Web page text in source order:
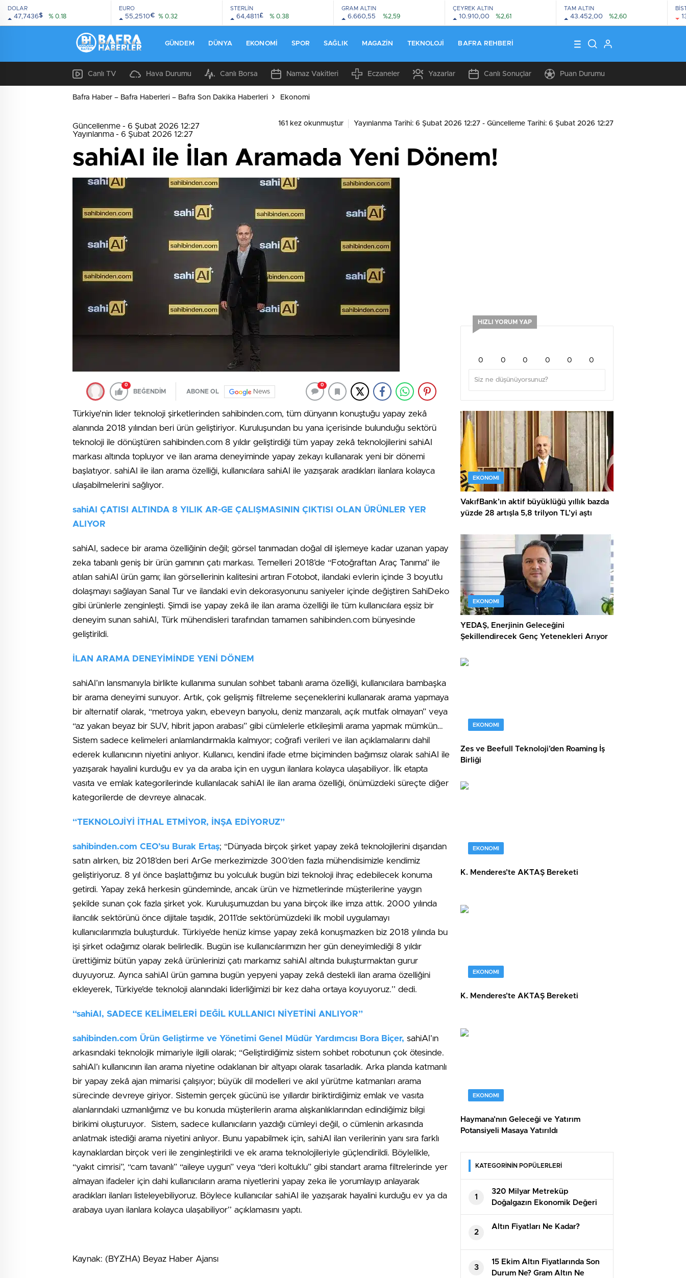
DOLAR
47,7436$ % 0.18
EURO
55,2510€ % 0.32
STERLİN
64,4811 £ % 0.38
GRAM ALTIN
6.660,55 %2,59
ÇEYREK ALTIN
10.910,00 %2,61
TAM ALTIN
43.452,00 %2,60
GÜNDEM DÜNYA EKONOMI SPOR SAĞLIK MAGAZIN TEKNOLOJI BAFRA REHBERI
Canlı TV Hava Durumu Canlı Borsa Namaz Vakitleri Eczaneler Yazarlar Canlı Sonuçlar Puan Durumu
Bafra Haber – Bafra Haberleri – Bafra Son Dakika Haberleri Ekonomi
161 kez okunmuştur Yayınlanma Tarihi: 6 Şubat 2026 12:27 - Güncelleme Tarihi: 6 Şubat 2026 12:27
Güncellenme - 6 Şubat 2026 12:27
Yayınlanma - 6 Şubat 2026 12:27
sahiAI ile İlan Aramada Yeni Dönem!
0
BEĞENDİM ABONE OL News
0
Türkiye’nin lider teknoloji şirketlerinden sahibinden.com, tüm dünyanın konuştuğu yapay zekâ
alanında 2018 yılından beri ürün geliştiriyor. Kuruluşundan bu yana içerisinde bulunduğu sektörü
teknoloji ile dönüştüren sahibinden.com 8 yıldır geliştirdiği tüm yapay zekâ teknolojilerini sahiAI
markası altında topluyor ve ilan arama deneyiminde yapay zekayı kullanarak yeni bir dönemi
başlatıyor. sahiAI ile ilan arama özelliği, kullanıcılara sahiAI ile yazışarak aradıkları ilanlara kolayca
ulaşabilmelerini sağlıyor.
sahiAI ÇATISI ALTINDA 8 YILIK AR-GE ÇALIŞMASININ ÇIKTISI OLAN ÜRÜNLER YER
ALIYOR
sahiAI, sadece bir arama özelliğinin değil; görsel tanımadan doğal dil işlemeye kadar uzanan yapay
zeka tabanlı geniş bir ürün gamının çatı markası. Temelleri 2018’de “Fotoğraftan Araç Tanıma” ile
atılan sahiAI ürün gamı; ilan görsellerinin kalitesini artıran Fotobot, ilandaki evlerin içinde 3 boyutlu
dolaşmayı sağlayan Sanal Tur ve ilandaki evin dekorasyonunu saniyeler içinde değiştiren SahiDeko
gibi ürünlerle zenginleşti. Şimdi ise yapay zekâ ile ilan arama özelliği ile tüm kullanıcılara eşsiz bir
deneyim sunan sahiAI, Türk mühendisleri tarafından tamamen sahibinden.com bünyesinde
geliştirildi.
İLAN ARAMA DENEYİMİNDE YENİ DÖNEM
sahiAI’ın lansmanıyla birlikte kullanıma sunulan sohbet tabanlı arama özelliği, kullanıcılara bambaşka
bir arama deneyimi sunuyor. Artık, çok gelişmiş filtreleme seçeneklerini kullanarak arama yapmaya
bir alternatif olarak, “metroya yakın, ebeveyn banyolu, deniz manzaralı, açık mutfak olmayan” veya
“az yakan beyaz bir SUV, hibrit japon arabası” gibi cümlelerle etkileşimli arama yapmak mümkün…
Sistem sadece kelimeleri anlamlandırmakla kalmıyor; coğrafi verileri ve ilan açıklamalarını dahil
ederek kullanıcının niyetini anlıyor. Kullanıcı, kendini ifade etme biçiminden bağımsız olarak sahiAI ile
yazışarak hayalini kurduğu ev ya da araba için en uygun ilanlara kolayca ulaşabiliyor. İlk etapta
vasıta ve emlak kategorilerinde kullanılacak sahiAI ile ilan arama özelliği, önümüzdeki süreçte diğer
kategorilerde de devreye alınacak.
“TEKNOLOJİYİ İTHAL ETMİYOR, İNŞA EDİYORUZ”
sahibinden.com CEO’su Burak Ertaş; “Dünyada birçok şirket yapay zekâ teknolojilerini dışarıdan
satın alırken, biz 2018’den beri ArGe merkezimizde 300’den fazla mühendisimizle kendimiz
geliştiriyoruz. 8 yıl önce başlattığımız bu yolculuk bugün bizi teknoloji ihraç edebilecek konuma
getirdi. Yapay zekâ herkesin gündeminde, ancak ürün ve hizmetlerinde müşterilerine yaygın
şekilde sunan çok fazla şirket yok. Kuruluşumuzdan bu yana birçok ilke imza attık. 2000 yılında
ilancılık sektörünü önce dijitale taşıdık, 2011’de sektörümüzdeki ilk mobil uygulamayı
kullanıcılarımızla buluşturduk. Türkiye’de henüz kimse yapay zekâ konuşmazken biz 2018 yılında bu
işi şirket odağımız olarak belirledik. Bugün ise kullanıcılarımızın her gün deneyimlediği 8 yıldır
ürettiğimiz bütün yapay zekâ ürünlerinizi çatı markamız sahiAI altında buluşturmaktan gurur
duyuyoruz. Ayrıca sahiAI ürün gamına bugün yepyeni yapay zekâ destekli ilan arama özelliğini
ekleyerek, Türkiye’de teknoloji alanındaki liderliğimizi bir kez daha ortaya koyuyoruz.’’ dedi.
“sahiAI, SADECE KELİMELERİ DEĞİL KULLANICI NİYETİNİ ANLIYOR”
sahibinden.com Ürün Geliştirme ve Yönetimi Genel Müdür Yardımcısı Bora Biçer, sahiAI’ın
arkasındaki teknolojik mimariyle ilgili olarak; “Geliştirdiğimiz sistem sohbet robotunun çok ötesinde.
sahiAI’ı kullanıcının ilan arama niyetine odaklanan bir altyapı olarak tasarladık. Arka planda katmanlı
bir yapay zekâ ajan mimarisi çalışıyor; büyük dil modelleri ve akıl yürütme katmanları arama
sürecinde devreye giriyor. Sistemin gerçek gücünü ise yıllardır biriktirdiğimiz emlak ve vasıta
alanlarındaki uzmanlığımız ve bu konuda müşterilerin arama alışkanlıklarından edindiğimiz bilgi
birikimi oluşturuyor. Sistem, sadece kullanıcıların yazdığı cümleyi değil, o cümlenin arkasında
anlatmak istediği arama niyetini anlıyor. Bunu yapabilmek için, sahiAI ilan verilerinin yanı sıra farklı
kaynaklardan birçok veri ile zenginleştirildi ve ek arama teknolojileriyle güçlendirildi. Böylelikle,
“yakıt cimrisi”, “cam tavanlı” “aileye uygun” veya “deri koltuklu” gibi standart arama filtrelerinde yer
almayan ifadeler için dahi kullanıcıların arama niyetlerini yapay zeka ile yorumlayıp anlayarak
aradıkları ilanları listeleyebiliyoruz. Böylece kullanıcılar sahiAI ile yazışarak hayalini kurduğu ev ya da
arabaya uyan ilanlara kolayca ulaşabiliyor’’ açıklamasını yaptı.
Kaynak: (BYZHA) Beyaz Haber Ajansı
HIZLI YORUM YAP
0 0 0 0 0 0
EKONOMI
VakıfBank’ın aktif büyüklüğü yıllık bazda
yüzde 28 artışla 5,8 trilyon TL’yi aştı
EKONOMI
YEDAŞ, Enerjinin Geleceğini
Şekillendirecek Genç Yetenekleri Arıyor
EKONOMI
Zes ve Beefull Teknoloji’den Roaming İş
Birliği
EKONOMI
K. Menderes’te AKTAŞ Bereketi
EKONOMI
K. Menderes’te AKTAŞ Bereketi
EKONOMI
Haymana’nın Geleceği ve Yatırım
Potansiyeli Masaya Yatırıldı
KATEGORİNİN POPÜLERLERİ
1
320 Milyar Metreküp
Doğalgazın Ekonomik Değeri
Açıklandı
2
Altın Fiyatları Ne Kadar?
3
15 Ekim Altın Fiyatlarında Son
Durum Ne? Gram Altın Ne